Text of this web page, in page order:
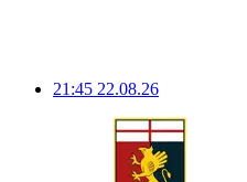
21:45 22.08.26